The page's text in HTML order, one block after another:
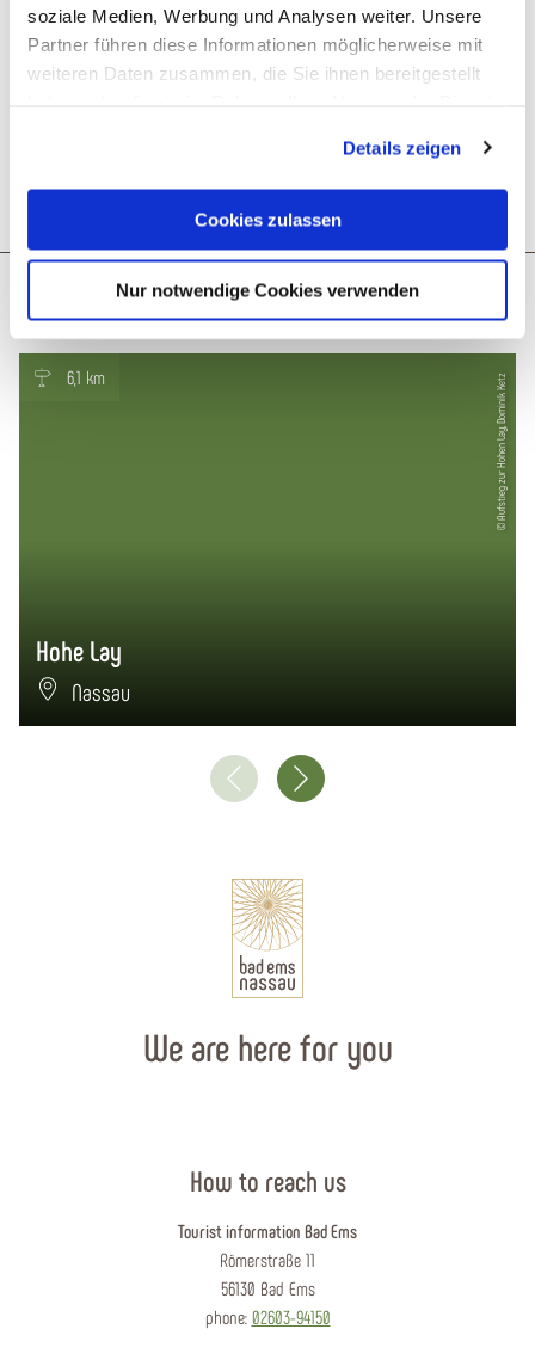
soziale Medien, Werbung und Analysen weiter. Unsere
Partner führen diese Informationen möglicherweise mit
weiteren Daten zusammen, die Sie ihnen bereitgestellt
Cookies, wenn Sie unsere Webseite weiterhin nutzen.
Details zeigen
Cookies zulassen
Nur notwendige Cookies verwenden
Next steps
Download GPX
More like this
© Aufstieg zur Hohen Lay, Dominik Ketz
6,1 km
Hohe Lay
Nassau
We are here for you
How to reach us
Tourist information Bad Ems
Römerstraße 11
56130 Bad Ems
phone: 02603-94150